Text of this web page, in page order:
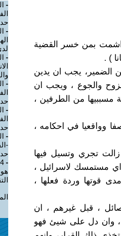
بمن خسر القضية
) .
الضمير، يجب ان يدين
والجوع ، ويجب ان
مسببيها من الطرفين ،
وواقعيا في احكامه ،
تجري وتسيل فيها
مستمسك لاسرائيل ،
قوتها وردة فعلها ،
، قبل غيرهم ، ان
، وان دل على شيئ فهو
-
-
-
-
-
-
-
-